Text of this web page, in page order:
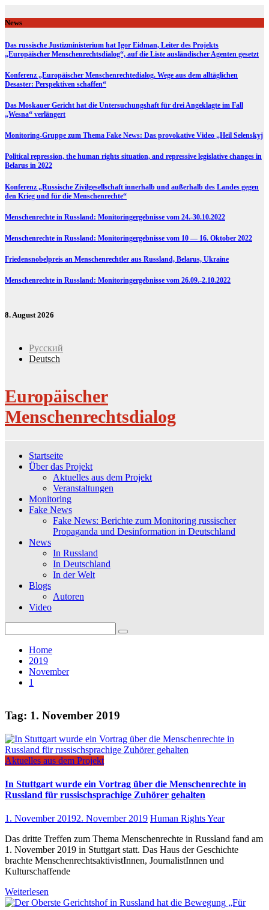
to
content
News
Das russische Justizministerium hat Igor Eidman, Leiter des Projekts
„Europäischer Menschenrechtsdialog“, auf die Liste ausländischer Agenten gesetzt
Konferenz „Europäischer Menschenrechtedialog. Wege aus dem alltäglichen
Desaster: Perspektiven schaffen“
Das Moskauer Gericht hat die Untersuchungshaft für drei Angeklagte im Fall
„Wesna“ verlängert
Monitoring-Gruppe zum Thema Fake News: Das provokative Video „Heil Selenskyj
Political repression, the human rights situation, and repressive legislative changes in
Belarus in 2022
Konferenz „Russische Zivilgesellschaft innerhalb und außerhalb des Landes gegen
den Krieg und für die Menschenrechte“
Menschenrechte in Russland: Monitoringergebnisse vom 24.-30.10.2022
Menschenrechte in Russland: Monitoringergebnisse vom 10 — 16. Oktober 2022
Friedensnobelpreis an Menschenrechtler aus Russland, Belarus, Ukraine
Menschenrechte in Russland: Monitoringergebnisse vom 26.09.-2.10.2022
8. August 2026
Русский
Deutsch
Europäischer
Menschenrechtsdialog
Startseite
Über das Projekt
Aktuelles aus dem Projekt
Veranstaltungen
Monitoring
Fake News
Fake News: Berichte zum Monitoring russischer
Propaganda und Desinformation in Deutschland
News
In Russland
In Deutschland
In der Welt
Blogs
Autoren
Video
for:
Home
2019
November
1
Tag: 1. November 2019
Aktuelles aus dem Projekt
In Stuttgart wurde ein Vortrag über die Menschenrechte in
Russland für russischsprachige Zuhörer gehalten
1. November 20192. November 2019 Human Rights Year
Das dritte Treffen zum Thema Menschenrechte in Russland fand am
1. November 2019 in Stuttgart statt. Das Haus der Geschichte
brachte MenschenrechtsaktivistInnen, JournalistInnen und
Kulturschaffende
Weiterlesen